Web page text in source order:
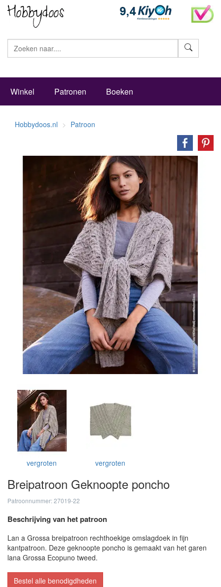
Winkel Patronen Boeken
Hobbydoos.nl Patroon
vergroten vergroten
Breipatroon Geknoopte poncho
Patroonnummer: 27019-22
Beschrijving van het patroon
Lan a Grossa breipatroon rechthoekige omslagdoek in fijn
kantpatroon. Deze geknoopte poncho is gemaakt van het garen
lana Grossa Ecopuno tweed.
Bestel alle benodigdheden